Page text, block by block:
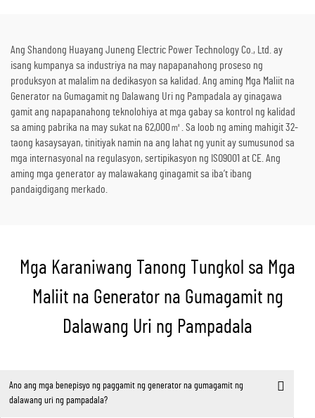
Ang Shandong Huayang Juneng Electric Power Technology Co., Ltd. ay
isang kumpanya sa industriya na may napapanahong proseso ng
produksyon at malalim na dedikasyon sa kalidad. Ang aming Mga Maliit na
Generator na Gumagamit ng Dalawang Uri ng Pampadala ay ginagawa
gamit ang napapanahong teknolohiya at mga gabay sa kontrol ng kalidad
sa aming pabrika na may sukat na 62,000㎡. Sa loob ng aming mahigit 32-
taong kasaysayan, tinitiyak namin na ang lahat ng yunit ay sumusunod sa
mga internasyonal na regulasyon, sertipikasyon ng ISO9001 at CE. Ang
aming mga generator ay malawakang ginagamit sa iba’t ibang
pandaigdigang merkado.
Mga Karaniwang Tanong Tungkol sa Mga
Maliit na Generator na Gumagamit ng
Dalawang Uri ng Pampadala
Ano ang mga benepisyo ng paggamit ng generator na gumagamit ng
dalawang uri ng pampadala?